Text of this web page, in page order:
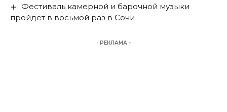
Фестиваль камерной и барочной музыки
пройдёт в восьмой раз в Сочи
- РЕКЛАМА -